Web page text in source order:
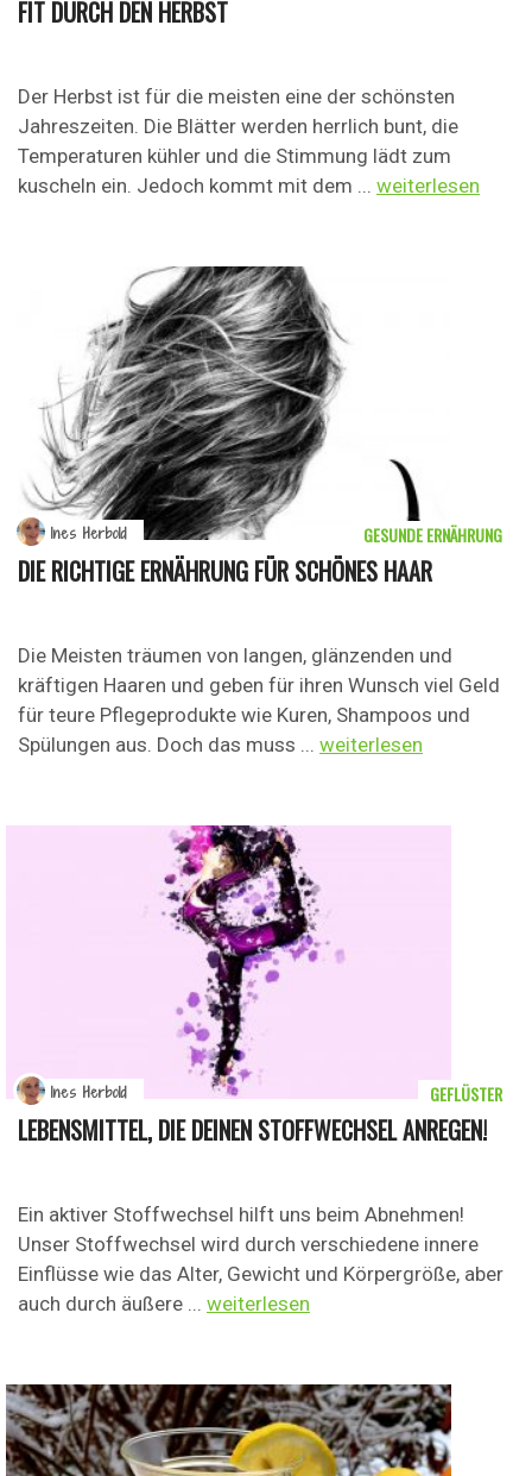
FIT DURCH DEN HERBST
Der Herbst ist für die meisten eine der schönsten
Jahreszeiten. Die Blätter werden herrlich bunt, die
Temperaturen kühler und die Stimmung lädt zum
kuscheln ein. Jedoch kommt mit dem ... weiterlesen
DIE RICHTIGE ERNÄHRUNG FÜR SCHÖNES HAAR
Die Meisten träumen von langen, glänzenden und
kräftigen Haaren und geben für ihren Wunsch viel Geld
für teure Pflegeprodukte wie Kuren, Shampoos und
Spülungen aus. Doch das muss ... weiterlesen
GESUNDE ERNÄHRUNG
Ines Herbold
LEBENSMITTEL, DIE DEINEN STOFFWECHSEL ANREGEN!
Ein aktiver Stoffwechsel hilft uns beim Abnehmen!
Unser Stoffwechsel wird durch verschiedene innere
Einflüsse wie das Alter, Gewicht und Körpergröße, aber
auch durch äußere ... weiterlesen
GEFLÜSTER
Ines Herbold